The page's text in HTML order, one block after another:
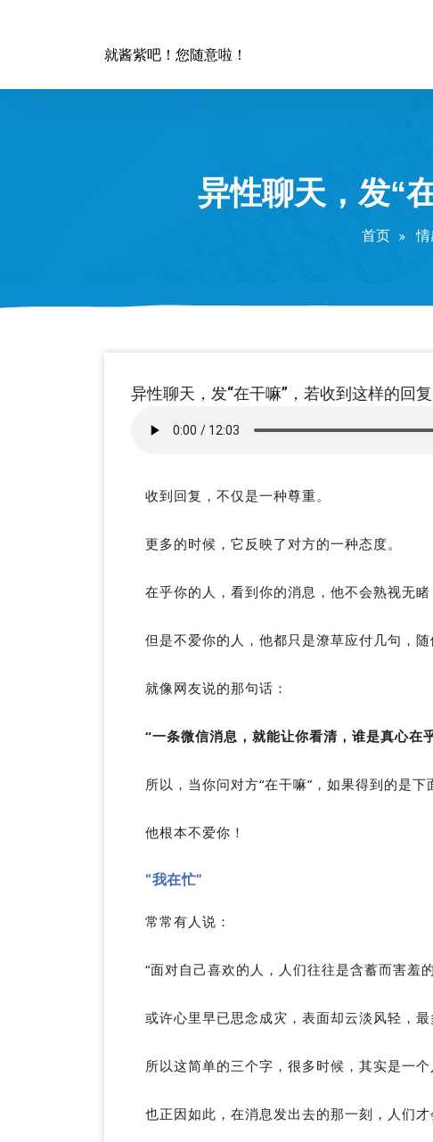
就酱紫吧！您随意啦！
异性聊天，发“
首页 情
异性聊天，发“在干嘛”，若收到这样的回
收到回复，不仅是一种尊重。
更多的时候，它反映了对方的一种态度。
在乎你的人，看到你的消息，他不会熟视无睹
但是不爱你的人，他都只是潦草应付几句，
就像网友说的那句话：
“一条微信消息，就能让你看清，谁是真心在
所以，当你问对方“在干嘛”，如果得到的是
他根本不爱你！
“我在忙”
常常有人说：
“面对自己喜欢的人，人们往往是含蓄而害羞
或许心里早已思念成灾，表面却云淡风轻，
所以这简单的三个字，很多时候，其实是一个
也正因如此，在消息发出去的那一刻，人们才